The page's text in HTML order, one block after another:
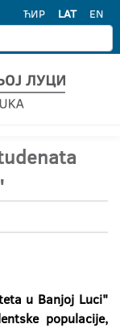
ЋИР LAT EN
u Banjoj Luci"
populacije,